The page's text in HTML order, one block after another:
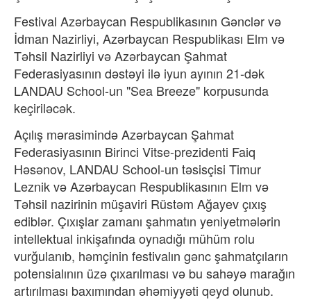
Festival Azərbaycan Respublikasının Gənclər və
İdman Nazirliyi, Azərbaycan Respublikası Elm və
Təhsil Nazirliyi və Azərbaycan Şahmat
Federasiyasının dəstəyi ilə iyun ayının 21-dək
LANDAU School-un "Sea Breeze" korpusunda
keçiriləcək.
Açılış mərasimində Azərbaycan Şahmat
Federasiyasının Birinci Vitse-prezidenti Faiq
Həsənov, LANDAU School-un təsisçisi Timur
Leznik və Azərbaycan Respublikasının Elm və
Təhsil nazirinin müşaviri Rüstəm Ağayev çıxış
ediblər. Çıxışlar zamanı şahmatın yeniyetmələrin
intellektual inkişafında oynadığı mühüm rolu
vurğulanıb, həmçinin festivalın gənc şahmatçıların
potensialının üzə çıxarılması və bu sahəyə marağın
artırılması baxımından əhəmiyyəti qeyd olunub.